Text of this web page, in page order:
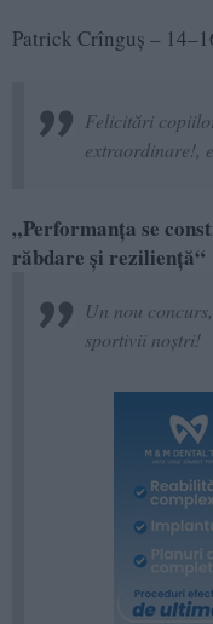
Patrick Crînguș –
Felicitări
extraordinare!,
„Performanța se
răbdare și reziliență“
Un nou
sportivii noștri!